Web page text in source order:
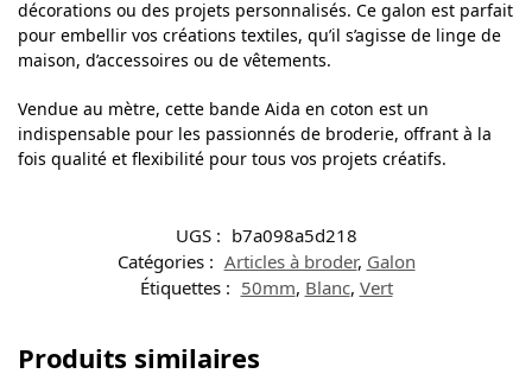
décorations ou des projets personnalisés. Ce galon est parfait
pour embellir vos créations textiles, qu’il s’agisse de linge de
maison, d’accessoires ou de vêtements.
Vendue au mètre, cette bande Aida en coton est un
indispensable pour les passionnés de broderie, offrant à la
fois qualité et flexibilité pour tous vos projets créatifs.
UGS : b7a098a5d218
Catégories : Articles à broder, Galon
Étiquettes : 50mm, Blanc, Vert
Produits similaires